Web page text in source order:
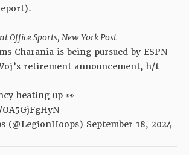
Office Sports, New York Post
Charania is being pursued by ESPN
retirement announcement, h/t
heating up 👀
(@LegionHoops) September 18, 2024